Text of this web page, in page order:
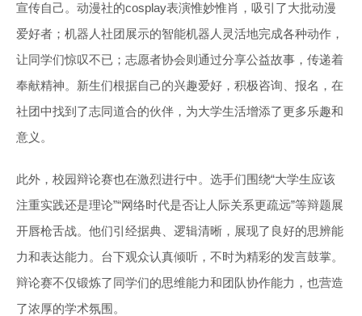
宣传自己。动漫社的cosplay表演惟妙惟肖，吸引了大批动漫
爱好者；机器人社团展示的智能机器人灵活地完成各种动作，
让同学们惊叹不已；志愿者协会则通过分享公益故事，传递着
奉献精神。新生们根据自己的兴趣爱好，积极咨询、报名，在
社团中找到了志同道合的伙伴，为大学生活增添了更多乐趣和
意义。
此外，校园辩论赛也在激烈进行中。选手们围绕“大学生应该
注重实践还是理论”“网络时代是否让人际关系更疏远”等辩题展
开唇枪舌战。他们引经据典、逻辑清晰，展现了良好的思辨能
力和表达能力。台下观众认真倾听，不时为精彩的发言鼓掌。
辩论赛不仅锻炼了同学们的思维能力和团队协作能力，也营造
了浓厚的学术氛围。